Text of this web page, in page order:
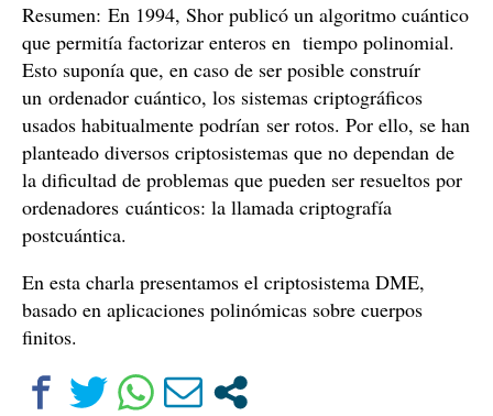
Resumen: En 1994, Shor publicó un algoritmo cuántico
que permitía factorizar enteros en tiempo polinomial.
Esto suponía que, en caso de ser posible construír
un ordenador cuántico, los sistemas criptográficos
usados habitualmente podrían ser rotos. Por ello, se han
planteado diversos criptosistemas que no dependan de
la dificultad de problemas que pueden ser resueltos por
ordenadores cuánticos: la llamada criptografía
postcuántica.
En esta charla presentamos el criptosistema DME,
basado en aplicaciones polinómicas sobre cuerpos
finitos.